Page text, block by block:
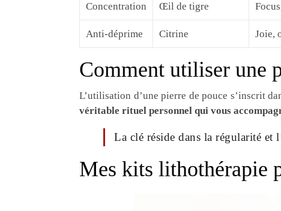
Concentration Œil de tigre
Anti-déprime Citrine Joie,
Comment utiliser une
L’utilisation d’une pierre de pouce s’inscrit
véritable rituel personnel qui vous
La clé réside dans la régularité et
Mes kits lithothérapie